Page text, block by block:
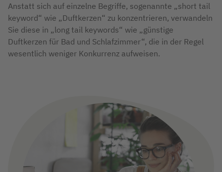
Anstatt sich auf einzelne Begriffe, sogenannte „short tail
keyword“ wie „Duftkerzen“ zu konzentrieren, verwandeln
Sie diese in „long tail keywords“ wie „günstige
Duftkerzen für Bad und Schlafzimmer“, die in der Regel
wesentlich weniger Konkurrenz aufweisen.